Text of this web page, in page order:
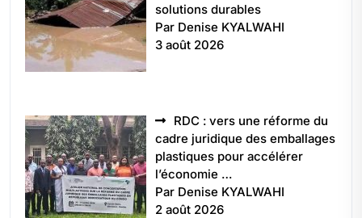
solutions durables
Par Denise KYALWAHI
3 août 2026
RDC : vers une réforme du
cadre juridique des emballages
plastiques pour accélérer
l’économie …
Par Denise KYALWAHI
2 août 2026